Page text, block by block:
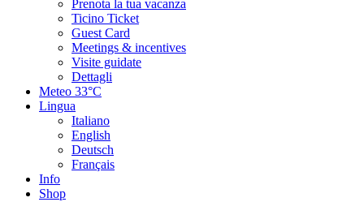
Prenota la tua vacanza
Ticino Ticket
Guest Card
Meetings & incentives
Visite guidate
Dettagli
Meteo 33°C
Lingua
Italiano
English
Deutsch
Français
Info
Shop